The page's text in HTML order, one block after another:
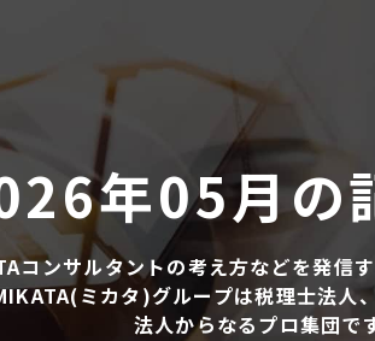
年05月の
コンサルタントの考え方などを発信
ミカタ)グループは税理士法人
法人からなるプロ集団です